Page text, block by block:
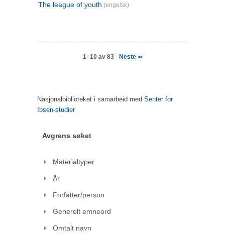
The league of youth (engelsk)
1–10 av 83 Neste>>
Nasjonalbiblioteket i samarbeid med Senter for
Ibsen-studier
Avgrens søket
Materialtyper
År
Forfatter/person
Generelt emneord
Omtalt navn